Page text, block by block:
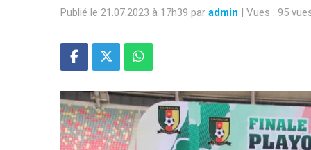
Publié le 21.07.2023 à 17h39 par admin | Vues : 95